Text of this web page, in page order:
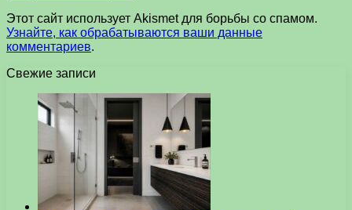
Этот сайт использует Akismet для борьбы со спамом.
Узнайте, как обрабатываются ваши данные
комментариев.
Свежие записи